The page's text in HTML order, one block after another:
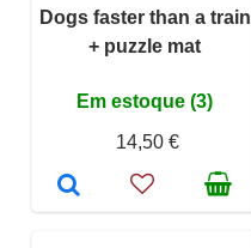
Dogs faster than a train
+ puzzle mat
Em estoque (3)
14,50 €